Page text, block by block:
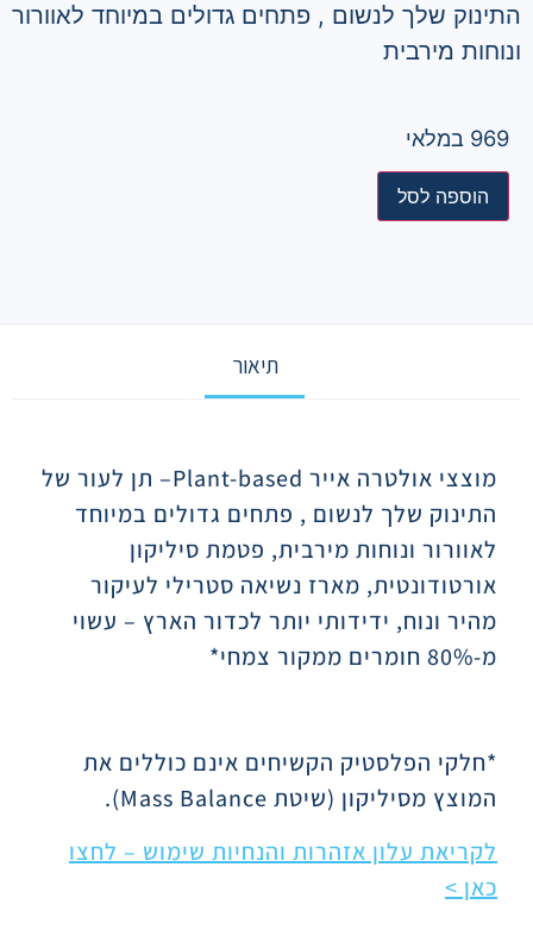
התינוק שלך לנשום , פתחים גדולים במיוחד לאוורור
ונוחות מירבית
969 במלאי
הוספה לסל
תיאור
מוצצי אולטרה אייר Plant-based– תן לעור של
התינוק שלך לנשום , פתחים גדולים במיוחד
לאוורור ונוחות מירבית, פטמת סיליקון
אורטודונטית, מארז נשיאה סטרילי לעיקור
מהיר ונוח, ידידותי יותר לכדור הארץ – עשוי
מ-80% חומרים ממקור צמחי*
*חלקי הפלסטיק הקשיחים אינם כוללים את
המוצץ מסיליקון (שיטת Mass Balance
).
לקריאת עלון אזהרות והנחיות שימוש – לחצו
כאן >